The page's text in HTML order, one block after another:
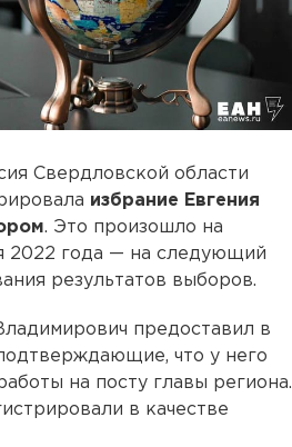
Свердловской области
избрание Евгения
. Это произошло на
2022 года — на следующий
результатов выборов.
предоставил в
что у него
на посту главы региона.
в качестве